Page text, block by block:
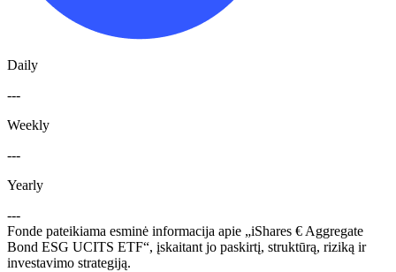
Daily
---
Weekly
---
Yearly
---
Fonde pateikiama esminė informacija apie „iShares € Aggregate
Bond ESG UCITS ETF“, įskaitant jo paskirtį, struktūrą, riziką ir
investavimo strategiją.